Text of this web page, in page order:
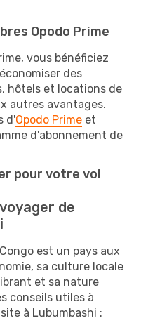
Opodo Prime
vous bénéficiez
des
hôtels et locations de
autres avantages.
d'Opodo Prime et
d'abonnement de
pour votre vol
de
est un pays aux
sa culture locale
et sa nature
conseils utiles à
à Lubumbashi :